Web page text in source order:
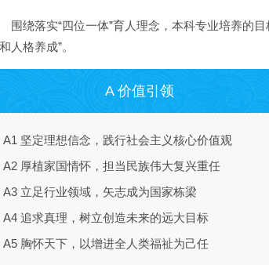
围绕落实“四位一体”育人理念，本科专业培养的
人格养成”。
A 价值引领
A1 坚定理想信念，践行社会主义核心价值观
A2 厚植家国情怀，担当民族伟大复兴重任
A3 立足行业领域，矢志成为国家栋梁
A4 追求真理，树立创造未来的远大目标
A5 胸怀天下，以增进全人类福祉为己任